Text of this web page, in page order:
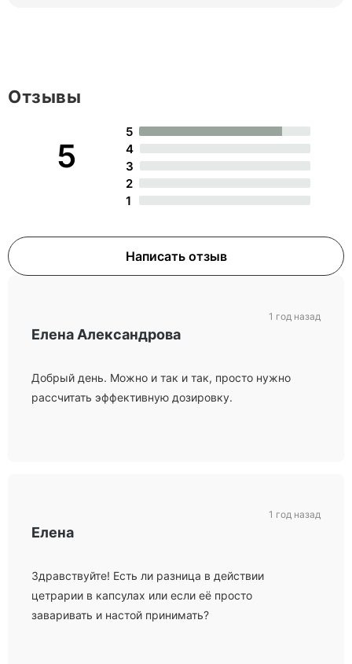
5
5
4
3
2
1
Написать отзыв
Отзывы
Елена Александрова
Добрый день. Можно и так и так, просто нужно
рассчитать эффективную дозировку.
1 год назад
Елена
Здравствуйте! Есть ли разница в действии
цетрарии в капсулах или если её просто
заваривать и настой принимать?
1 год назад